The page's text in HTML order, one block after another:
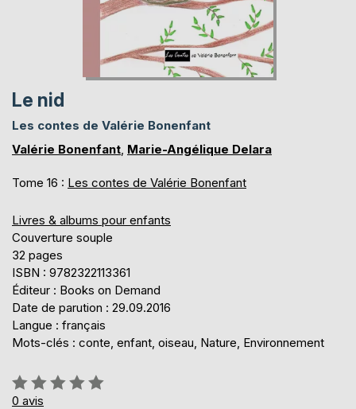
Le nid
Les contes de Valérie Bonenfant
Valérie Bonenfant, Marie-Angélique Delara
Tome 16 : Les contes de Valérie Bonenfant
Livres & albums pour enfants
Couverture souple
32 pages
ISBN : 9782322113361
Éditeur : Books on Demand
Date de parution : 29.09.2016
Langue : français
Mots-clés : conte, enfant, oiseau, Nature, Environnement
Évaluation:
0%
0 avis